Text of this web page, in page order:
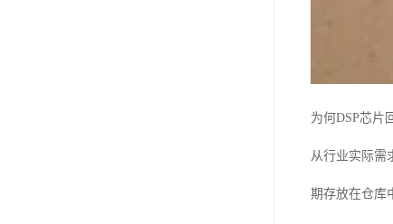
为何DSP芯片
从行业实际需
期存放在仓库